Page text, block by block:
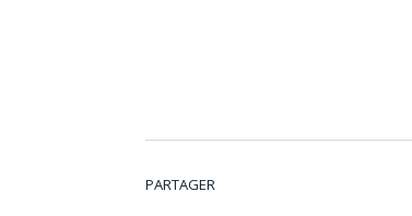
PARTAGER